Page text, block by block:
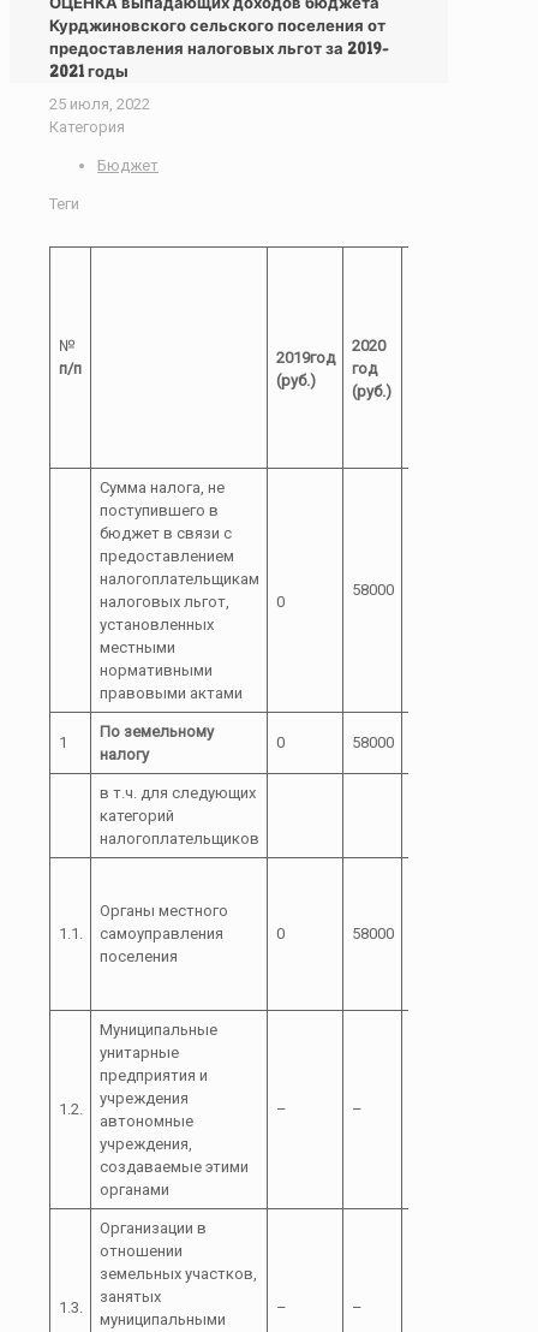
Курджиновского сельского поселения от
предоставления налоговых льгот за 2019-
2021 годы
25 июля, 2022
Категория
Бюджет
Теги
№
п/п
2019год
(руб.)
2020
год
(руб.)
Сумма налога, не
поступившего в
бюджет в связи с
предоставлением
налогоплательщикам
налоговых льгот,
установленных
местными
нормативными
правовыми актами
0
58000
1
По земельному
налогу
0 58000
в т.ч. для следующих
категорий
налогоплательщиков
1.1.
Органы местного
самоуправления
поселения
0 58000
1.2.
Муниципальные
унитарные
предприятия и
учреждения
автономные
учреждения,
создаваемые этими
органами
– –
1.3.
Организации в
отношении
земельных участков,
занятых
муниципальными
– –